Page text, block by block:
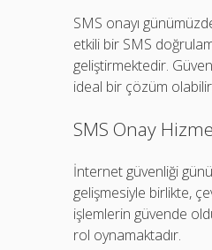
SMS onayı
etkili bir SMS
geliştirmektedir.
ideal bir çözüm
SMS Onay
İnternet güvenliği
gelişmesiyle birlikte,
işlemlerin güvende
rol oynamaktadır.